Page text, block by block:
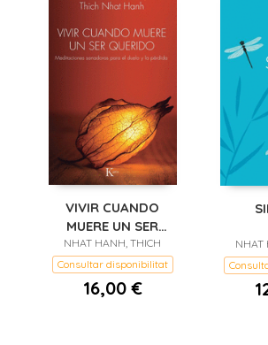
VIVIR CUANDO
MUERE UN SER
QUERIDO
NHAT HANH, THICH
Consultar disponibilitat
16,00 €
NHAT